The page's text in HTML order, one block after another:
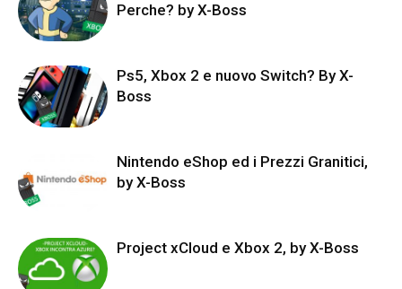
Perche? by X-Boss
Ps5, Xbox 2 e nuovo Switch? By X-
Boss
Nintendo eShop ed i Prezzi Granitici,
by X-Boss
Project xCloud e Xbox 2, by X-Boss